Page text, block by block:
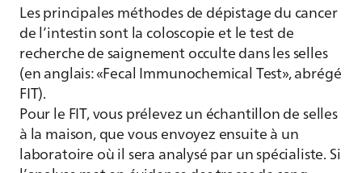
Les principales méthodes de dépistage du cancer
de l’intestin sont la coloscopie et le test de
recherche de saignement occulte dans les selles
(en anglais: «Fecal Immunochemical Test», abrégé
FIT).
Pour le FIT, vous prélevez un échantillon de selles
à la maison, que vous envoyez ensuite à un
laboratoire où il sera analysé par un spécialiste. Si